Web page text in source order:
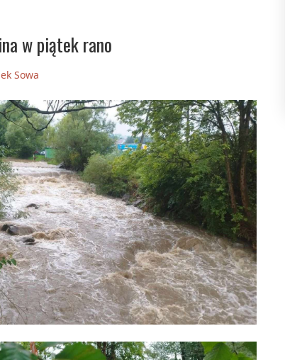
w piątek rano
Sowa